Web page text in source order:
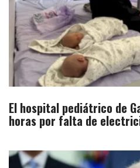
El hospital pediátrico de
horas por falta de